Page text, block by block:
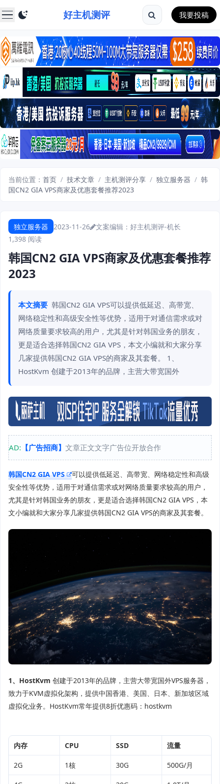
好主机测评 我要投稿
当前位置： 首页 / 技术文章 / 主机测评分享 / 独立服务器 / 韩
国CN2 GIA VPS商家及优惠套餐推荐2023
独立服务器 2023-11-26
文案编辑：好主机测评-机长
1,398 阅读
韩国CN2 GIA VPS商家及优惠套餐推荐
2023
本文摘要 韩国CN2 GIA VPS可以提供低延迟、高带宽、
网络稳定性和高级安全性等优势，适用于对通信需求或对
网络质量要求较高的用户，尤其是针对韩国业务的朋友，
更是适合选择韩国CN2 GIA VPS，本文小编就和大家分享
几家提供韩国CN2 GIA VPS的商家及其套餐。 1、
HostKvm 创建于2013年的品牌，主营大带宽国外
AD: 【广告招商】 文章正文文字广告位开放合作
韩国CN2 GIA VPS
可以提供低延迟、高带宽、网络稳定性和高级
安全性等优势，适用于对通信需求或对网络质量要求较高的用户，
尤其是针对韩国业务的朋友，更是适合选择韩国CN2 GIA VPS，本
文小编就和大家分享几家提供韩国CN2 GIA VPS的商家及其套餐。
1、HostKvm 创建于2013年的品牌，主营大带宽国外VPS服务器，
致力于KVM虚拟化架构，提供中国香港、美国、日本、新加坡区域
虚拟化业务。HostKvm常年提供8折优惠码：hostkvm
内存 CPU SSD 流量
2G 1核 30G 500G/月